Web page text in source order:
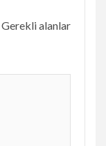
Gerekli alanlar